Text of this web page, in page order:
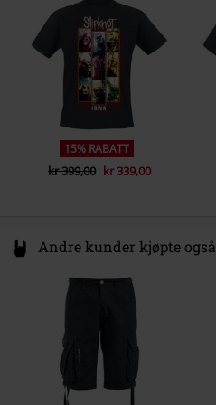
productsafety@universal-music.com
15% RABATT
kr 399,00 kr 339,00
Andre kunder kjøpte også